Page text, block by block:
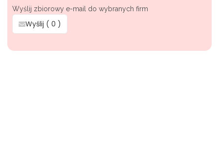
Wyślij zbiorowy e-mail do wybranych firm
Wyślij ( 0 )